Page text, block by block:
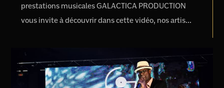
prestations musicales GALACTICA PRODUCTION
vous invite à découvrir dans cette vidéo, nos artis...